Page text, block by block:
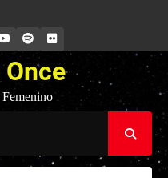
YOUTUBE
SPOTIFYFLICKR